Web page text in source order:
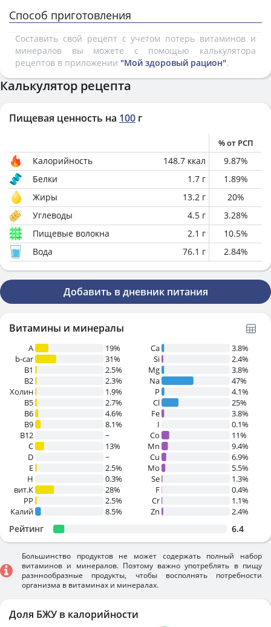
Способ приготовления
Составить свой рецепт с учетом потерь витаминов и
минералов вы можете с помощью калькулятора
рецептов в приложении "Мой здоровый рацион".
Калькулятор рецепта
Пищевая ценность на 100 г
% от РСП
Калорийность 148.7 ккал 9.87%
Белки
1.7 г 1.89%
Жиры
13.2 г 20%
Углеводы
4.5 г 3.28%
Пищевые волокна
2.1 г 10.5%
Вода
76.1 г 2.84%
Добавить в дневник питания
Витамины и минералы
A
19%
b-car
31%
В1
2.5%
B2
2.3%
Холин
1.9%
B5
2.7%
B6
4.6%
B9
8.1%
B12
~
C
13%
D
~
E
2.5%
H
0.3%
вит.К
28%
PP
2.5%
Калий
8.5%
Ca
3.8%
Si
2.4%
Mg
3.8%
Na
47%
P
4.1%
Cl
25%
Fe
3.8%
I
0.1%
Co
11%
Mn
9.4%
Cu
6.9%
Mo
5.5%
Se
1.3%
F
0.4%
Cr
1.1%
Zn
2.4%
Рейтинг 6.4
Большинство продуктов не может содержать полный набор
витаминов и минералов. Поэтому важно употреблять в пищу
разннообразные продукты, чтобы восполнять потребности
организма в витаминах и минералах.
Доля БЖУ в калорийности